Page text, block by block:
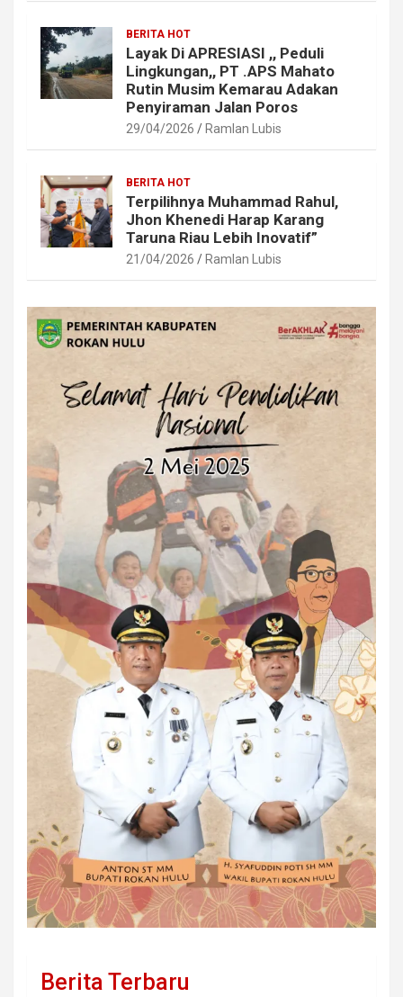
BERITA HOT
Layak Di APRESIASI ,, Peduli
Lingkungan,, PT .APS Mahato
Rutin Musim Kemarau Adakan
Penyiraman Jalan Poros
29/04/2026 Ramlan Lubis
BERITA HOT
Terpilihnya Muhammad Rahul,
Jhon Khenedi Harap Karang
Taruna Riau Lebih Inovatif”
21/04/2026 Ramlan Lubis
Berita Terbaru